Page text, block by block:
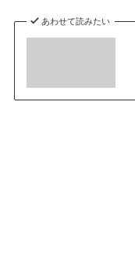
あわせて読みたい